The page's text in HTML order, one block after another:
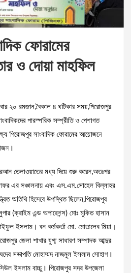
ফোরামের
ও দোয়া মাহফিল
২০ রমজান,বৈকাল ৪ ঘটিকার সময়,পিরোজপুর
পারস্পরিক সম্প্রীতি ও পেশাগত
পিরোজপুর সাংবাদিক ফোরামের আয়োজনে
তেলাওয়াতের মধ্য দিয়ে শুরু করেন,অতঃপর
এর সঞ্চালনায় এবং এস.এম.সোহেল বিল্লাহর
অতিথি হিসেবে উপস্থিত ছিলেন,পিরোজপুর
(ক্রাইম এন্ড অপারেশন্স) মোঃ মুকিত হাসান
ইসলাম। বন কর্মকর্তা মো. মোতালেব মিয়া।
জেলা শাখার যুগ্ম সাধারণ সম্পাদক আব্দুর
সভাপতি মোহাম্মদ নাজমুল ইসলাম সোহাগ।
ইসলাম বাচ্চু। পিরোজপুর সদর উপজেলা